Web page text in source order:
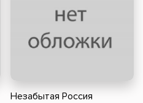
Незабытая Россия